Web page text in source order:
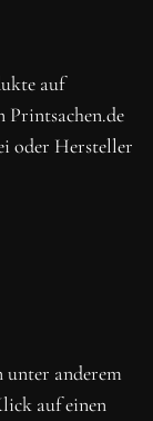
auf
Printsachen.de
oder Hersteller
unter anderem
auf einen